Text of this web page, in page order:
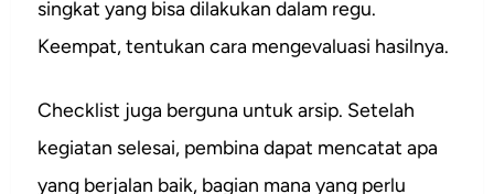
singkat yang bisa dilakukan dalam regu.
Keempat, tentukan cara mengevaluasi hasilnya.
Checklist juga berguna untuk arsip. Setelah
kegiatan selesai, pembina dapat mencatat apa
yang berjalan baik, bagian mana yang perlu